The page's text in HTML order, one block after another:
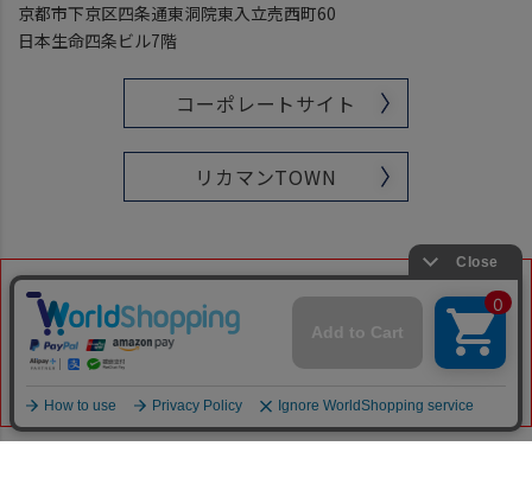
京都市下京区四条通東洞院東入立売西町60
日本生命四条ビル7階
コーポレートサイト
リカマンTOWN
■ 当ショップを装った偽装サイトやフィッシングサイトにはご
注意ください。お買い物の際には必ずアドレス（URL）をご確
認ください。
当ショップのアドレス（URL）は下記です。
「https://www.likaman-online.com/」